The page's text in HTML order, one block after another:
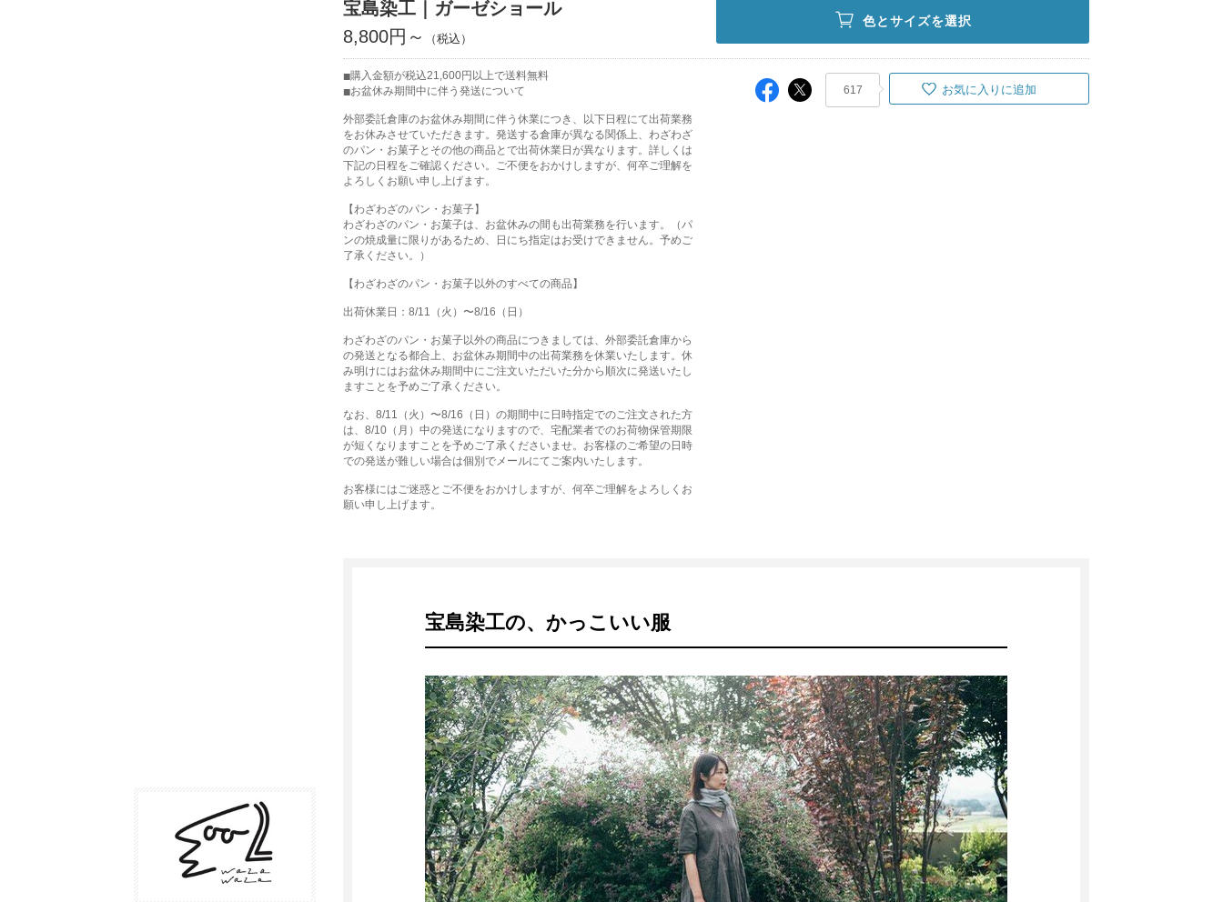
宝島染工｜ガーゼショール
8,800円～
色とサイズを選択
購入金額が税込21,600円以上で送料無料
お盆休み期間中に伴う発送について
外部委託倉庫のお盆休み期間に伴う休業につき、以下日程にて出荷業務
をお休みさせていただきます。発送する倉庫が異なる関係上、わざわざ
のパン・お菓子とその他の商品とで出荷休業日が異なります。詳しくは
下記の日程をご確認ください。ご不便をおかけしますが、何卒ご理解を
よろしくお願い申し上げます。
【わざわざのパン・お菓子】
わざわざのパン・お菓子は、お盆休みの間も出荷業務を行います。（パ
ンの焼成量に限りがあるため、日にち指定はお受けできません。予めご
了承ください。）
【わざわざのパン・お菓子以外のすべての商品】
出荷休業日：8/11（火）〜8/16（日）
わざわざのパン・お菓子以外の商品につきましては、外部委託倉庫から
の発送となる都合上、お盆休み期間中の出荷業務を休業いたします。休
み明けにはお盆休み期間中にご注文いただいた分から順次に発送いたし
ますことを予めご了承ください。
なお、8/11（火）〜8/16（日）の期間中に日時指定でのご注文された方
は、8/10（月）中の発送になりますので、宅配業者でのお荷物保管期限
が短くなりますことを予めご了承くださいませ。お客様のご希望の日時
での発送が難しい場合は個別でメールにてご案内いたします。
お客様にはご迷惑とご不便をおかけしますが、何卒ご理解をよろしくお
願い申し上げます。
617 お気に入りに追加
宝島染工の、かっこいい服